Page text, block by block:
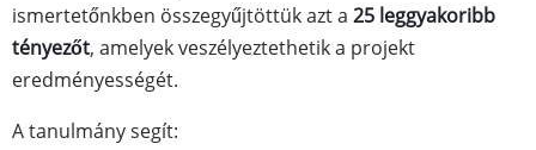
ismertetőnkben összegyűjtöttük azt a 25 leggyakoribb
tényezőt, amelyek veszélyeztethetik a projekt
eredményességét.
A tanulmány segít: